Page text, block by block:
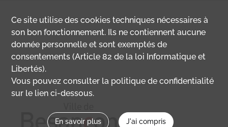
Ce site utilise descookies techniques nécessaires à
son bon fonctionnement. Ils ne contiennent aucune
donnée personnelle et sont exemptés de
consentements (Article 82 de la loi Informatique et
Libertés).
Vous pouvez consulter la politique de confidentialité
sur le lien ci-dessous.
En savoir plus J'ai compris